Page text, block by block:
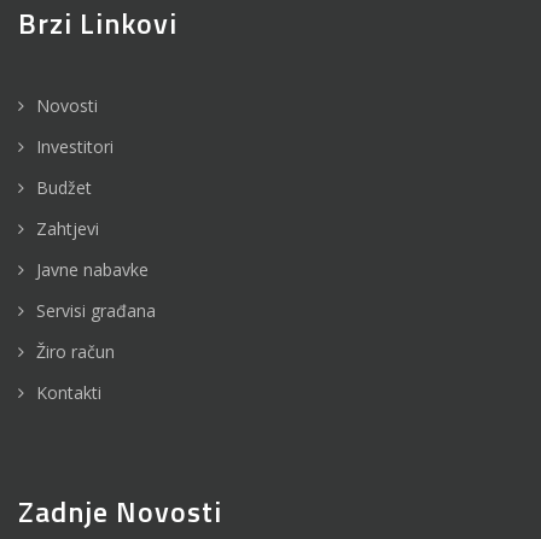
Brzi Linkovi
Novosti
Investitori
Budžet
Zahtjevi
Javne nabavke
Servisi građana
Žiro račun
Kontakti
Zadnje Novosti